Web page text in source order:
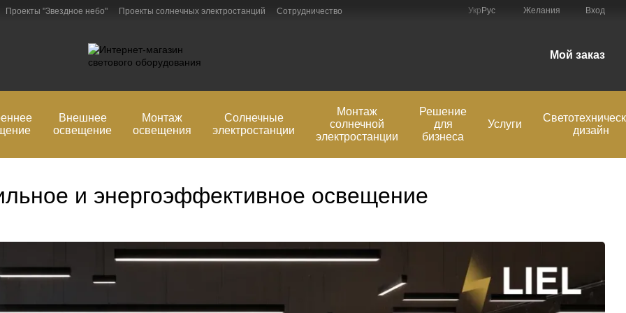
Проекты "Звездное небо" Проекты солнечных электростанций
Сотрудничество
Укр Рус Желания Вход
Мой заказ
Внешнее
освещение
Монтаж
освещения
Солнечные
электростанции
Монтаж
солнечной
электростанции
Решение
для
бизнеса
Услуги
дизайн
и энергоэффективное освещение